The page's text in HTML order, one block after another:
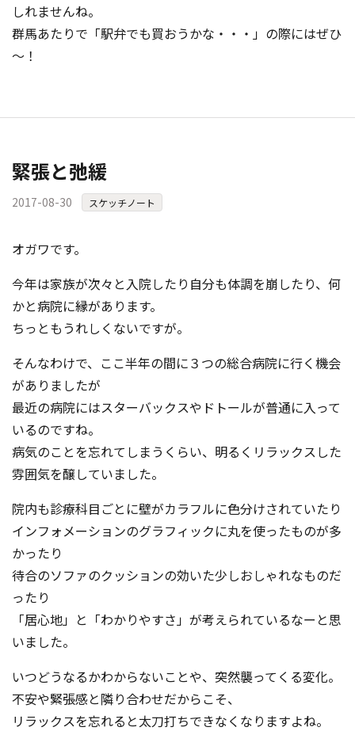
しれませんね。
群馬あたりで「駅弁でも買おうかな・・・」の際にはぜひ
～！
緊張と弛緩
2017-08-30 スケッチノート
オガワです。
今年は家族が次々と入院したり自分も体調を崩したり、何
かと病院に縁があります。
ちっともうれしくないですが。
そんなわけで、ここ半年の間に３つの総合病院に行く機会
がありましたが
最近の病院にはスターバックスやドトールが普通に入って
いるのですね。
病気のことを忘れてしまうくらい、明るくリラックスした
雰囲気を醸していました。
院内も診療科目ごとに壁がカラフルに色分けされていたり
インフォメーションのグラフィックに丸を使ったものが多
かったり
待合のソファのクッションの効いた少しおしゃれなものだ
ったり
「居心地」と「わかりやすさ」が考えられているなーと思
いました。
いつどうなるかわからないことや、突然襲ってくる変化。
不安や緊張感と隣り合わせだからこそ、
リラックスを忘れると太刀打ちできなくなりますよね。